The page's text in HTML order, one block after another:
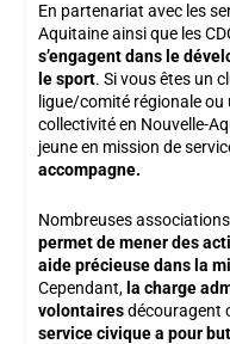
En partenariat avec les
Aquitaine ainsi que les
s’engagent dans le
le sport. Si vous êtes un
ligue/comité régionale ou
collectivité en Nouvelle-
jeune en mission de
accompagne.
Nombreuses
permet de mener des
aide précieuse dans la
Cependant, la charge
volontairesdécouragent
service civique a pour